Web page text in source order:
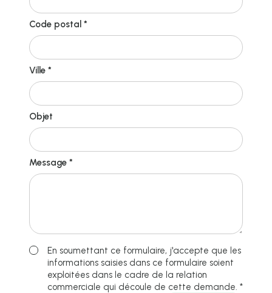
Code postal *
Ville *
Objet
Message *
En soumettant ce formulaire, j'accepte que les
informations saisies dans ce formulaire soient
exploitées dans le cadre de la relation
commerciale qui découle de cette demande. *